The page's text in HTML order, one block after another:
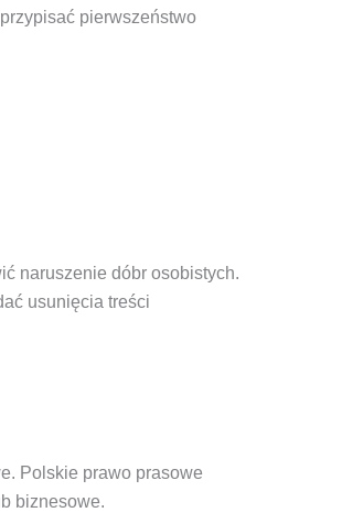
pierwszeństwo
naruszenie dóbr osobistych.
usunięcia treści
Polskie prawo prasowe
biznesowe.